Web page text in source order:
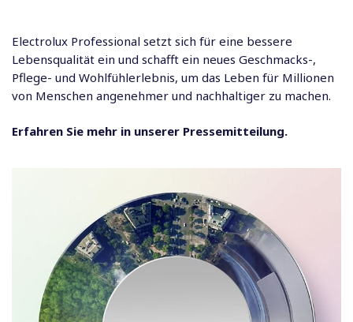
Electrolux Professional setzt sich für eine bessere
Lebensqualität ein und schafft ein neues Geschmacks-,
Pflege- und Wohlfühlerlebnis, um das Leben für Millionen
von Menschen angenehmer und nachhaltiger zu machen.
Erfahren Sie mehr in unserer Pressemitteilung.